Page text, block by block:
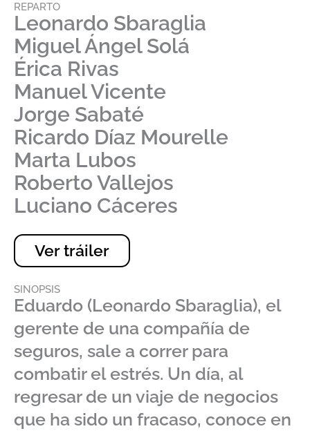
REPARTO
Leonardo Sbaraglia
Miguel Ángel Solá
Érica Rivas
Manuel Vicente
Jorge Sabaté
Ricardo Díaz Mourelle
Marta Lubos
Roberto Vallejos
Luciano Cáceres
Ver tráiler
SINOPSIS
Eduardo (Leonardo Sbaraglia), el
gerente de una compañía de
seguros, sale a correr para
combatir el estrés. Un día, al
regresar de un viaje de negocios
que ha sido un fracaso, conoce en